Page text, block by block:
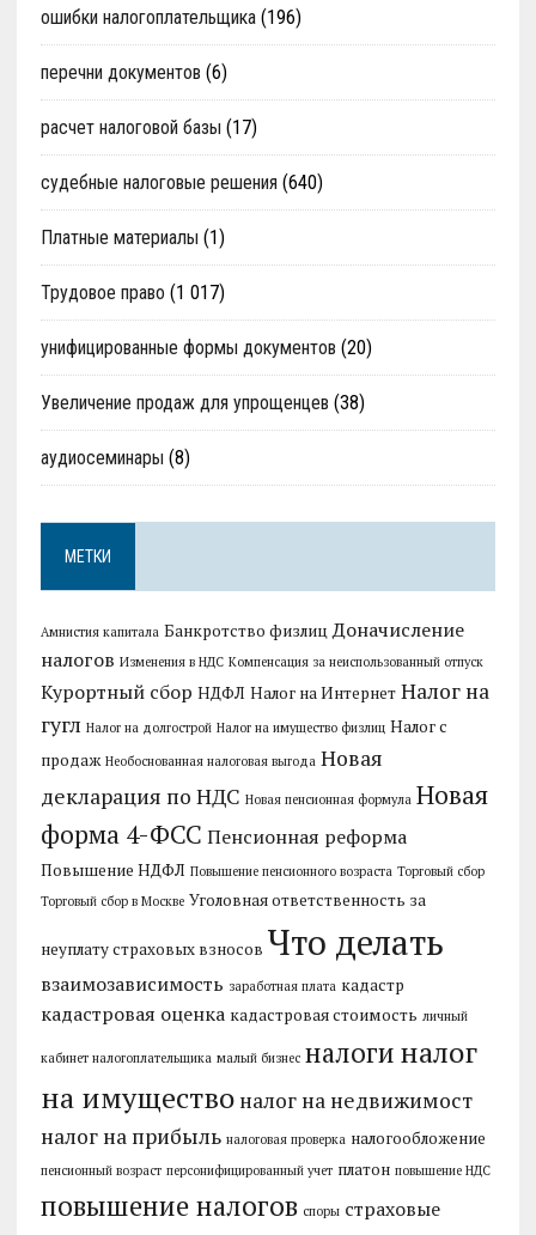
ошибки налогоплательщика(196)
перечни документов (6)
расчет налоговой базы (17)
судебные налоговые решения (640)
Платные материалы (1)
Трудовое право (1 017)
унифицированные формы документов (20)
Увеличение продаж для упрощенцев (38)
аудиосеминары (8)
МЕТКИ
Амнистия капитала Банкротство физлиц Доначисление
налогов Изменения в НДС Компенсация за неиспользованный отпуск
Курортный сбор НДФЛ Налог на Интернет Налог на
гугл Налог на долгострой Налог на имущество физлиц Налог с
продаж Необоснованная налоговая выгода Новая
декларация по НДС Новая пенсионная формула Новая
форма 4-ФСС Пенсионная реформа
Повышение НДФЛ Повышение пенсионного возраста Торговый сбор
Торговый сбор в Москве Уголовная ответственность за
неуплату страховых взносов Что делать
взаимозависимость заработная плата кадастр
кадастровая оценка кадастровая стоимость личный
кабинет налогоплательщика малый бизнес налоги налог
на имущество налог на недвижимост
налог на прибыль налоговая проверка налогообложение
пенсионный возраст персонифицированный учет платон повышение НДС
повышение налогов споры страховые